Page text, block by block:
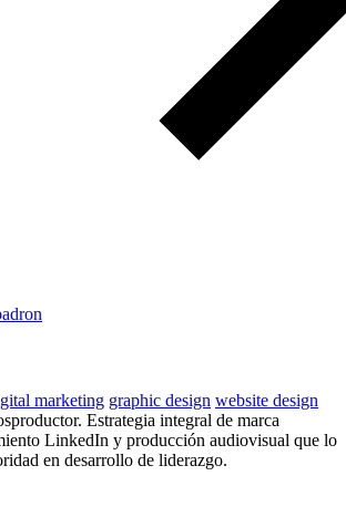
marketing graphic design website design
Estrategia integral de marca
LinkedIn y producción audiovisual que lo
en desarrollo de liderazgo.